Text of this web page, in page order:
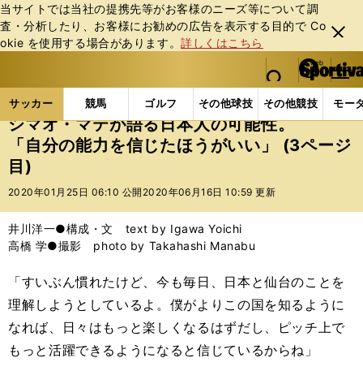
当サイトでは当社の提携先等がお客様のニーズ等について調
査・分析したり、お客様にお勧めの広告を表⽰する⽬的で Co
okie を使⽤する場合があります。詳しくはこちら
閉じ
る
web Sportiva (webスポルティーバ)
検索
マイペ
ー
ジ
メニュ
サッカー 競馬 ゴルフ その他球技 その他競技 モー
ス
ポ
ル
テ
ー
バ
サッカーの記事一覧 Jリーグ他 Jリーグ シマオ
シマオ・マテが語る日本人の可能性。
「自分の能力を信じたほうがいい」 (3ページ
目)
2020年01月25日 06:10 公開 2020年06月16日 10:59 更新
井川洋一●構成・文 text by Igawa Yoichi
高橋 学●撮影 photo by Takahashi Manabu
「すいぶん慣れたけど、今も毎日、日本と仙台のことを
理解しようとしているよ。僕がよりこの国を知るように
なれば、日々はもっと楽しくなるはずだし、ピッチ上で
もっと活躍できるようになると信じているからね」